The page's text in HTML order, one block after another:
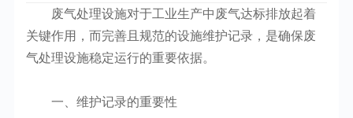
量子 • 脑机
其它
工程技巧
机电知识
安装教程
工业百科
工业问答
废气处理设施对于工业生产中废气达标排放起着
关键作用，而完善且规范的设施维护记录，是确保废
气处理设施稳定运行的重要依据。
一、维护记录的重要性